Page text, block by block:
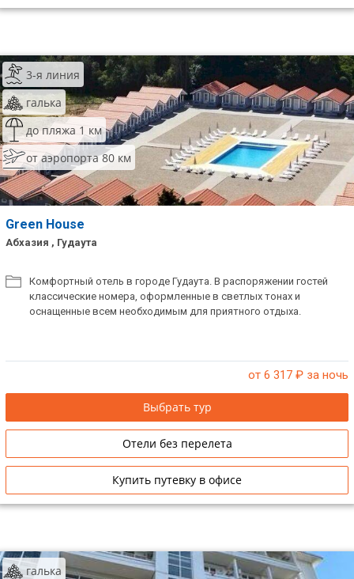
3-я линия
галька
до пляжа 1 км
от аэропорта 80 км
Green House
Абхазия , Гудаута
Комфортный отель в городе Гудаута. В распоряжении гостей
классические номера, оформленные в светлых тонах и
оснащенные всем необходимым для приятного отдыха.
от 6 317 ₽ за ночь
Выбрать тур
Отели без перелета
Купить путевку в офисе
галька